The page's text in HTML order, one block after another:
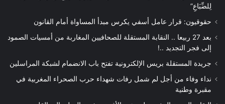
لِلضِّبَاعِ”
حقوقيون: قرار عامل أسفي يكرس مبدأ المساواة أمام القانون
بعد 27 ربيعا .. النقابة المستقلة للصحافيين المغاربة من أمسيات الصمود
إلى فجر التجديد ..!
جريدة المستقلة بريس الإلكترونية تفتح باب الانضمام لشبكة المراسلين
نداء وفاء من أجل لم شمل رفات شهداء حرب الصحراء المغربية في
مقبرة وطنية